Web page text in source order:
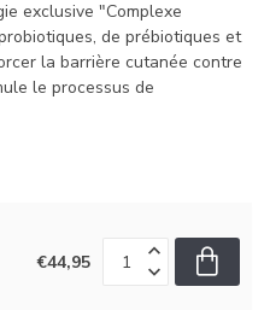
exclusive "Complexe
de prébiotiques et
la barrière cutanée contre
le processus de
€44,95